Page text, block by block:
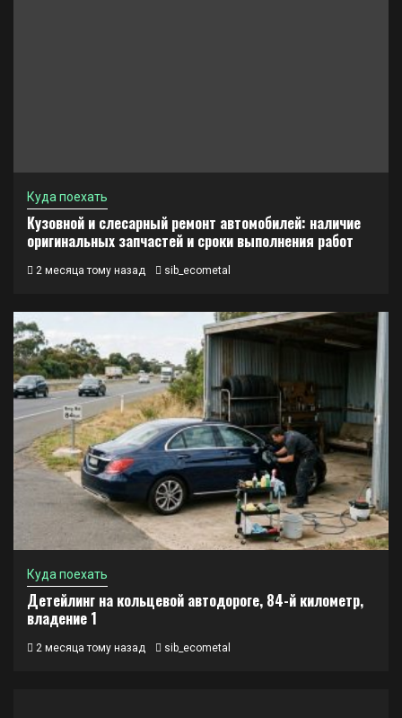
Куда поехать
Кузовной и слесарный ремонт автомобилей: наличие
оригинальных запчастей и сроки выполнения работ
2 месяца тому назад sib_ecometal
Куда поехать
Детейлинг на кольцевой автодороге, 84-й километр,
владение 1
2 месяца тому назад sib_ecometal